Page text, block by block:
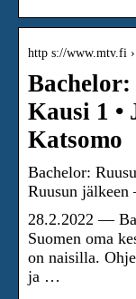
http s://www.mtv.fi
Bachelor:
Kausi 1 •
Katsomo
Bachelor:
Ruusun jälkeen
28.2.2022 —
Suomen oma
on naisilla.
ja …